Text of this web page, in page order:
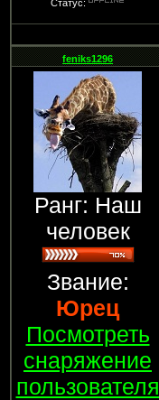
Статус:
feniks1296
Ранг: Наш
человек
Звание:
Юрец
Посмотреть
снаряжение
пользователя